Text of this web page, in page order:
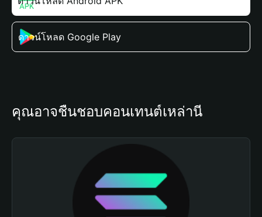
ดาวน์โหลด Google Play
คุณอาจชื่นชอบคอนเทนต์เหล่านี้